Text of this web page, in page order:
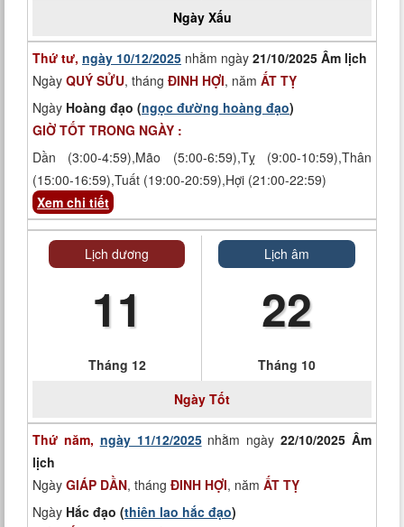
Ngày Xấu
Thứ tư, ngày 10/12/2025 nhằm ngày 21/10/2025 Âm lịch
Ngày QUÝ SỬU, tháng ĐINH HỢI, năm ẤT TỴ
Ngày Hoàng đạo (ngọc đường hoàng đạo)
GIỜ TỐT TRONG NGÀY :
Dần (3:00-4:59),Mão (5:00-6:59),Tỵ (9:00-10:59),Thân
(15:00-16:59),Tuất (19:00-20:59),Hợi (21:00-22:59)
Xem chi tiết
Lịch dương
11
Tháng 12
Lịch âm
22
Tháng 10
Ngày Tốt
Thứ năm, ngày 11/12/2025nhằm ngày22/10/2025 Âm
lịch
Ngày GIÁP DẦN, tháng ĐINH HỢI, năm ẤT TỴ
Ngày Hắc đạo (thiên lao hắc đạo)